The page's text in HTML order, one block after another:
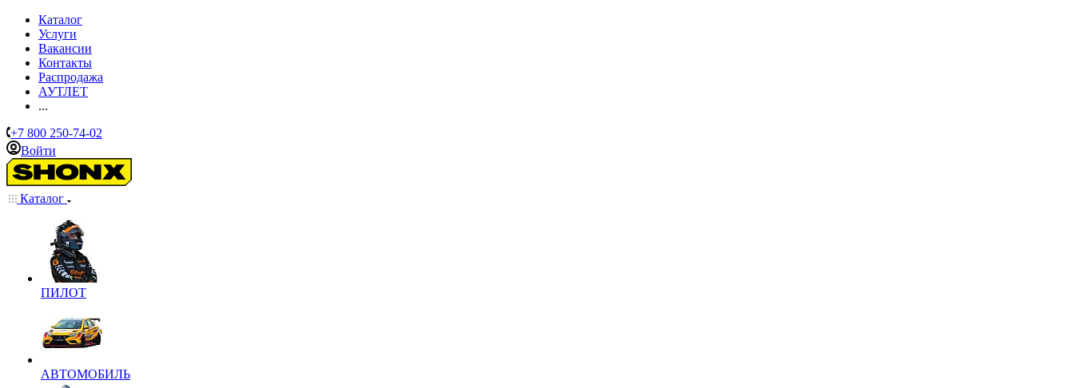
Каталог
Услуги
Вакансии
Контакты
Распродажа
АУТЛЕТ
...
+7 800 250-74-02
Войти
Каталог
ПИЛОТ
АВТОМОБИЛЬ